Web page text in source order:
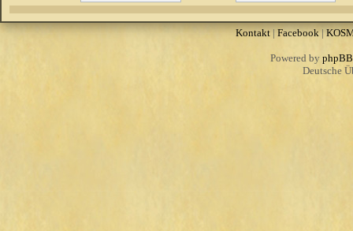
Kontakt| Facebook|
Powered by phpBB
Deutsche